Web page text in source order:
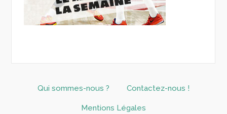
Qui sommes-nous ? Contactez-nous !
Mentions Légales